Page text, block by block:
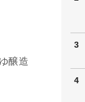
醸造